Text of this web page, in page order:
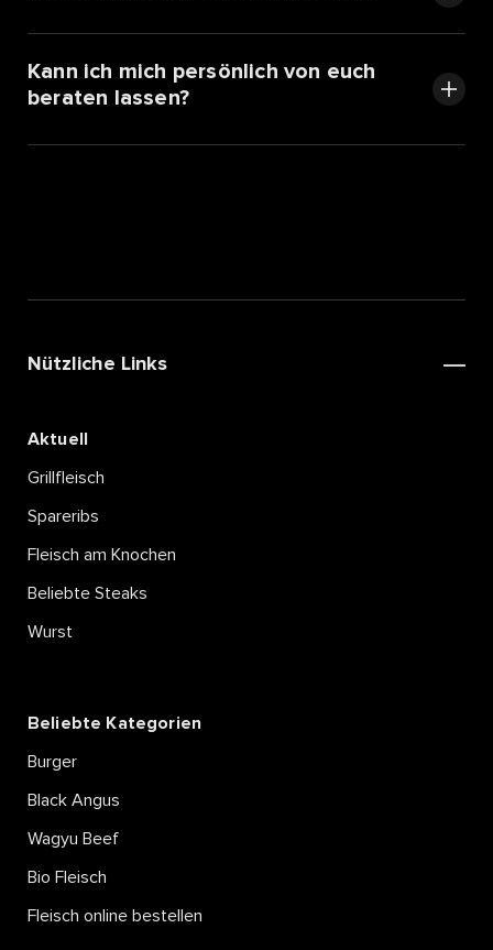
Kann ich mich persönlich von euch
beraten lassen?
Nützliche Links
Aktuell
Grillfleisch
Spareribs
Fleisch am Knochen
Beliebte Steaks
Wurst
Beliebte Kategorien
Burger
Black Angus
Wagyu Beef
Bio Fleisch
Fleisch online bestellen